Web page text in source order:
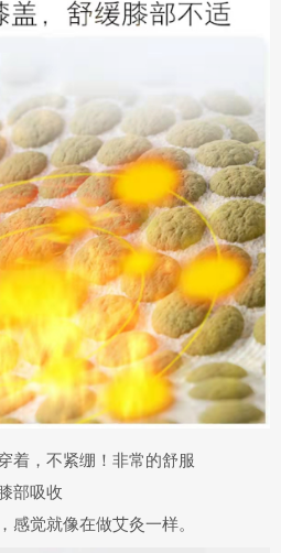
着，不紧绷！非常的舒服
部吸收
，感觉就像在做艾灸一样。